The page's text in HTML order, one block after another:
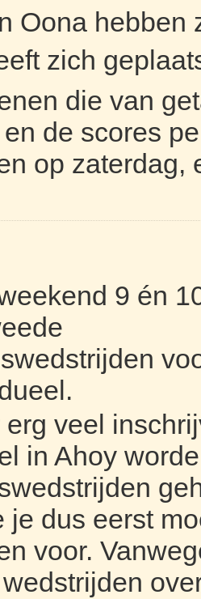
Oona hebben
zich
die van
de scores
op zaterdag,
9 én
erg veel
in Ahoy
je dus eerst
voor.